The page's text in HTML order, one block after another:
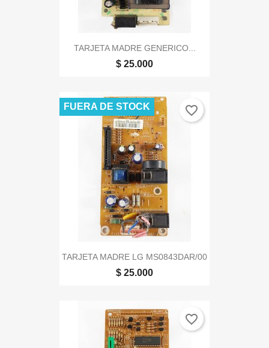
TARJETA MADRE GENERICO...
$ 25.000
TARJETA MADRE LG MS0843DAR/00
$ 25.000
FUERA DE STOCK favorite_border
favorite_border